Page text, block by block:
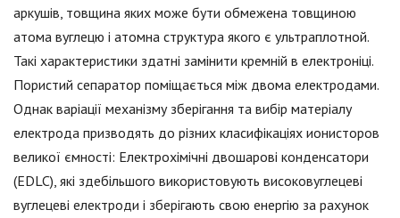
аркушів, товщина яких може бути обмежена товщиною
атома вуглецю і атомна структура якого є ультраплотной.
Такі характеристики здатні замінити кремній в електроніці.
Пористий сепаратор поміщається між двома електродами.
Однак варіації механізму зберігання та вибір матеріалу
електрода призводять до різних класифікаціях ионисторов
великої ємності: Електрохімічні двошарові конденсатори
(EDLC), які здебільшого використовують високовуглецеві
вуглецеві електроди і зберігають свою енергію за рахунок